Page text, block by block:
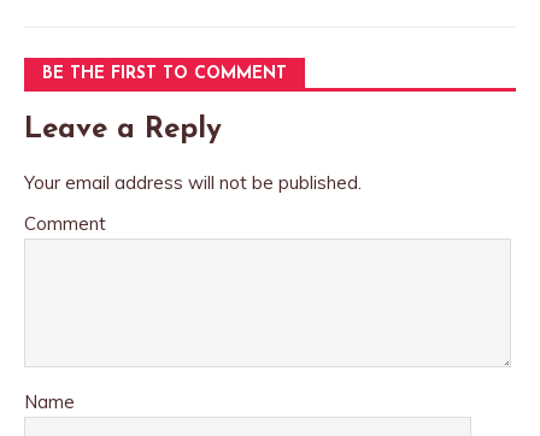
BE THE FIRST TO COMMENT
Leave a Reply
Your email address will not be published.
Comment
Name